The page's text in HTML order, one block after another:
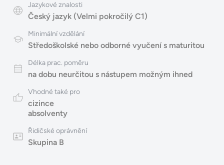
Jazykové znalosti
Český jazyk (Velmi pokročilý C1)
Minimální vzdělání
Středoškolské nebo odborné vyučení s maturitou
Délka prac. poměru
na dobu neurčitou s nástupem možným ihned
Vhodné také pro
cizince
absolventy
Řidičské oprávnění
Skupina B